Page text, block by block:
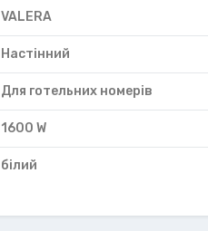
VALERA
Настінний
Для готельних номерів
1600 W
білий